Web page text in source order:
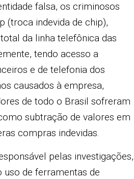
falsa, os criminosos
(troca indevida de chip),
da linha telefônica das
tendo acesso a
e de telefonia dos
causados à empresa,
de todo o Brasil sofreram
subtração de valores em
compras indevidas.
pelas investigações,
uso de ferramentas de